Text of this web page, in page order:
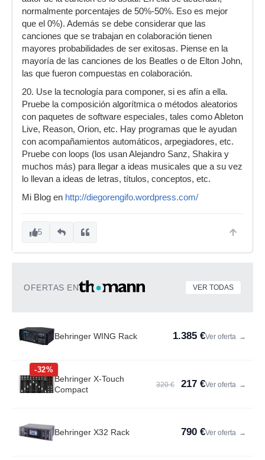
normalmente porcentajes de 50%-50%. Eso es mejor
que el 0%). Además se debe considerar que las
canciones que se trabajan en colaboración tienen
mayores probabilidades de ser exitosas. Piense en la
mayoría de las canciones de los Beatles o de Elton John,
las que fueron compuestas en colaboración.
20. Use la tecnología para componer, si es afín a ella.
Pruebe la composición algorítmica o métodos aleatorios
con paquetes de software especiales, tales como Ableton
Live, Reason, Orion, etc. Hay programas que le ayudan
con acompañamientos automáticos, arpegiadores, etc.
Pruebe con loops (los usan Alejandro Sanz, Shakira y
muchos más) para llegar a ideas musicales que a su vez
lo llevan a ideas de letras, títulos, conceptos, etc.
Mi Blog en http://diegorengifo.wordpress.com/
5
OFERTAS EN VER TODAS
Behringer WING Rack 1.385 €Ver oferta →
-32%
Behringer X-Touch
Compact
320 € 217 €Ver oferta →
Behringer X32 Rack 790 €Ver oferta →